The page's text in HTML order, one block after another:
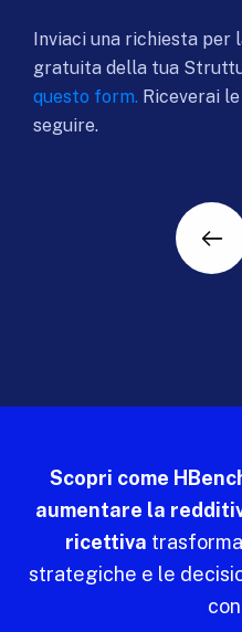
Inviaci una richiesta per
gratuita della tua
questo form. Riceverai
seguire.
Scopri come
aumentare la
ricettiva
strategiche e le